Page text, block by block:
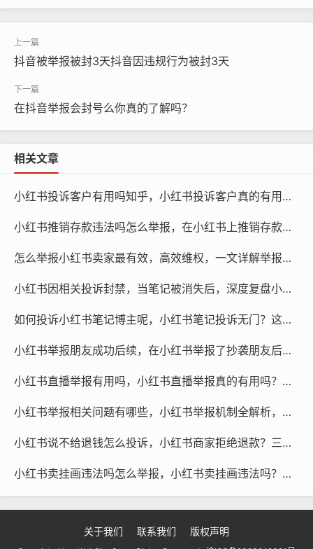
帖子没有违反任何法律法规。
取帮助。
撤销举报申请的过程相对简单，只需要几步即可完成，但
为了确保你的帖子符合规定，建议在举报前进行充分的研
究和准备，也要保持良好的账号规范，避免再次出现违规
行为。
抖音被举报被封3天抖音因违规行为被封3天
在抖音举报会封号么你真的了解吗？
相关文章
小红书投诉客户有用吗知乎，小红书投诉客户真的有用吗？知乎上没人敢说的真相
小红书推销存款违法吗怎么举报，在小红书上推销存款，已经踩了法律红线！手把手教你如何举报
怎么举报小红书卖家最有效，高效维权，一文详解举报小红书卖家的正确途径
小红书因相关投诉封禁，当笔记被消失后，深度复盘小红书封禁背后的合规与自救指南
如何投诉小红书笔记博主呢，小红书笔记投诉无门？这份实用维权指南请收好
小红书举报朋友成功后续，在小红书举报了抄袭朋友后，她求我删帖，我给了一次机会
小红书直播举报有用吗，小红书直播举报真的有用吗？你可能忽略了这3个关键点
小红书举报相关问题有哪些，小红书举报机制全解析，当内容安全成为创作者与品牌的必修课
小红书说不给退钱怎么投诉，小红书商家拒绝退款？三招教你有效投诉，拿回自己的钱
小红书卖挂画违法吗怎么举报，小红书卖挂画违法吗？违规行为解析与正确举报指南
关于我们 联系我们 版权声明